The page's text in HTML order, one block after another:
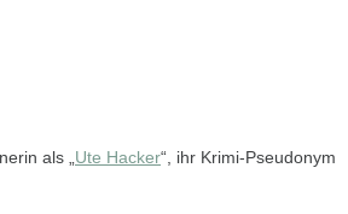
als „ Ute Hacker“, ihr Krimi-Pseudonym